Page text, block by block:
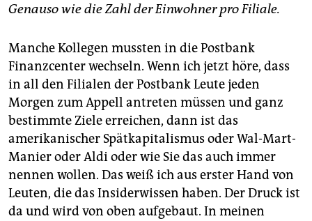
Genauso wie die Zahl der Einwohner pro Filiale.
Manche Kollegen mussten in die Postbank
Finanzcenter wechseln. Wenn ich jetzt höre, dass
in all den Filialen der Postbank Leute jeden
Morgen zum Appell antreten müssen und ganz
bestimmte Ziele erreichen, dann ist das
amerikanischer Spätkapitalismus oder Wal-Mart-
Manier oder Aldi oder wie Sie das auch immer
nennen wollen. Das weiß ich aus erster Hand von
Leuten, die das Insiderwissen haben. Der Druck ist
da und wird von oben aufgebaut. In meinen